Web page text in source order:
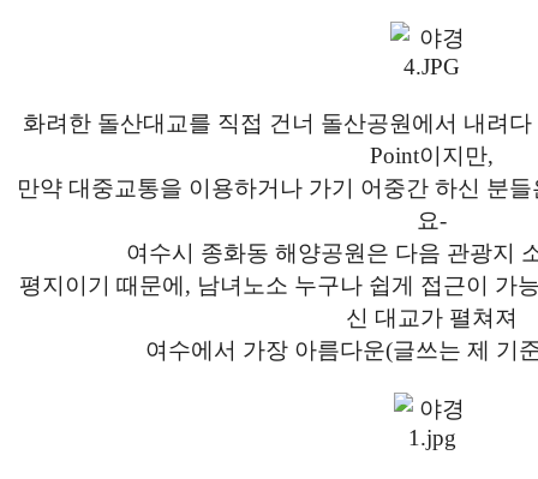
화려한 돌산대교를 직접 건너 돌산공원에서 내려
Point이지만,
만약 대중교통을 이용하거나 가기 어중간 하신 분
요-
여수시 종화동 해양공원은 다음 관광지
평지이기 때문에, 남녀노소 누구나 쉽게 접근이 가
신 대교가 펼쳐져
여수에서 가장 아름다운(글쓰는 제 기